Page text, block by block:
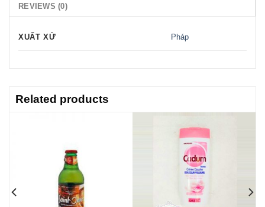
REVIEWS (0)
XUẤT XỨ Pháp
Related products